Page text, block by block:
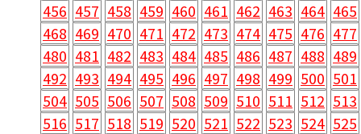
456 457 458 459 460 461 462 463 464 465
468 469 470 471 472 473 474 475 476 477
480 481 482 483 484 485 486 487 488 489
492 493 494 495 496 497 498 499 500 501
504 505 506 507 508 509 510 511 512 513
516 517 518 519 520 521 522 523 524 525